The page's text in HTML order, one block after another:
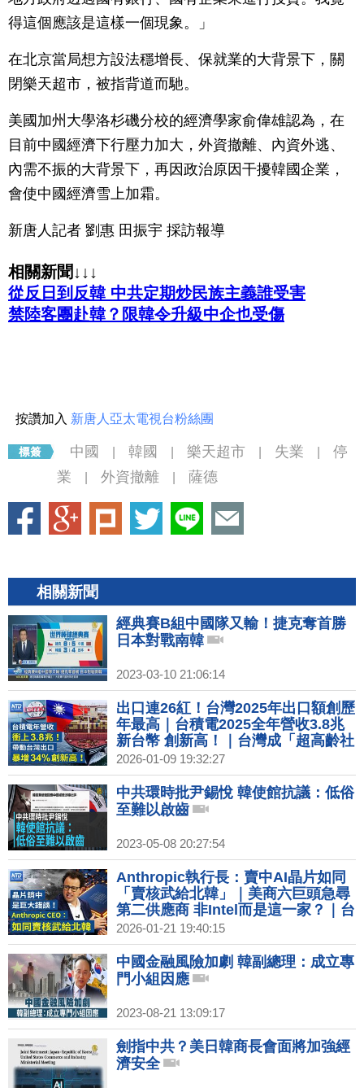
得這個應該是這樣一個現象。」
在北京當局想方設法穩增長、保就業的大背景下，關
閉樂天超市，被指背道而馳。
美國加州大學洛杉磯分校的經濟學家俞偉雄認為，在
目前中國經濟下行壓力加大，外資撤離、內資外逃、
內需不振的大背景下，再因政治原因干擾韓國企業，
會使中國經濟雪上加霜。
新唐人記者 劉惠 田振宇 採訪報導
相關新聞↓↓↓
從反日到反韓 中共定期炒民族主義誰受害
禁陸客團赴韓？限韓令升級中企也受傷
按讚加入 新唐人亞太電視台粉絲團
中國 韓國 樂天超市 失業
停
業
外資撤離 薩德
相關新聞
經典賽B組中國隊又輸！捷克奪首勝
日本對戰南韓
2023-03-10 21:06:14
出口連26紅！台灣2025年出口額創歷
年最高｜台積電2025全年營收3.8兆
新台幣 創新高！｜台灣成「超高齡社
會」！65歲以上人口逾20％｜全球石
油巨頭今赴華府會川普 討論委內瑞拉
石油
2026-01-09 19:32:27
中共環時批尹錫悅 韓使館抗議：低俗
至難以啟齒
2023-05-08 20:27:54
Anthropic執行長：賣中AI晶片如同
「賣核武給北韓」｜美商六巨頭急尋
第二供應商 非Intel而是這一家？｜台
灣搶先拿下晶片優惠 李在明：不能比
台灣差｜Netflix營收和獲利雙雙成長
訂閱用戶突破3.25億
2026-01-21 19:40:15
中國金融風險加劇 韓副總理：成立專
門小組因應
2023-08-21 13:09:17
劍指中共？美日韓商長會面將加強經
濟安全